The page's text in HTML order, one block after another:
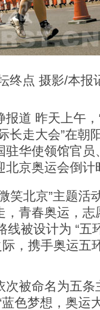
终点 摄影/本报
道 昨天上午
长走大会”在朝
驻华使领馆官
北京奥运会倒计
北京”主题活
，青春奥运，志
线被设计为 “五
，携手奥运五
被命名为五条
色梦想，奥运